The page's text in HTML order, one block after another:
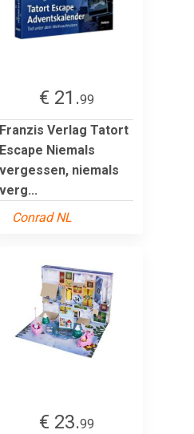
€ 21.99
Franzis Verlag Tatort
Escape Niemals
vergessen, niemals
verg...
Conrad NL
€ 23.99